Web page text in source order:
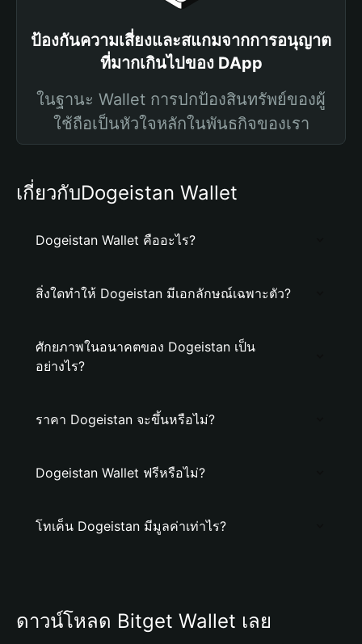
ป้องกันความเสี่ยงและสแกมจากการอนุญาต
ที่มากเกินไปของ DApp
ในฐานะ Wallet การปกป้องสินทรัพย์ของผู้
ใช้ถือเป็นหัวใจหลักในพันธกิจของเรา
เกี่ยวกับDogeistan Wallet
Dogeistan Wallet คืออะไร?
สิ่งใดทำให้ Dogeistan มีเอกลักษณ์เฉพาะตัว?
ศักยภาพในอนาคตของ Dogeistan เป็น
อย่างไร?
ราคา Dogeistan จะขึ้นหรือไม่?
Dogeistan Wallet ฟรีหรือไม่?
โทเค็น Dogeistan มีมูลค่าเท่าไร?
ดาวน์โหลด Bitget Wallet เลย